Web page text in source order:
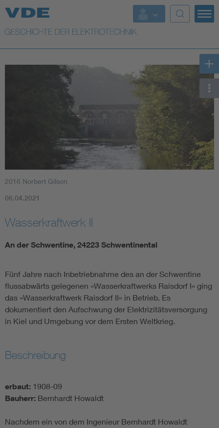
Top Themen
Weitere Themen
2016 Norbert Gilson
06.04.2021
Wasserkraftwerk II
An der Schwentine, 24223 Schwentinental
Fünf Jahre nach Inbetriebnahme des an der Schwentine
flussabwärts gelegenen »Wasserkraftwerks Raisdorf I« ging
das »Wasserkraftwerk Raisdorf II« in Betrieb. Es
dokumentiert den Aufschwung der Elektrizitätsversorgung
in Kiel und Umgebung vor dem Ersten Weltkrieg.
Beschreibung
erbaut: 1908-09
Bauherr: Bernhardt Howaldt
Nachdem ein von dem Ingenieur Bernhardt Howaldt